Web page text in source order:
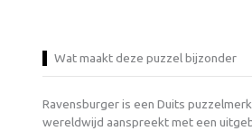
Wat maakt deze puzzel bijzonder
Ravensburger is een Duits
wereldwijd aanspreekt met een